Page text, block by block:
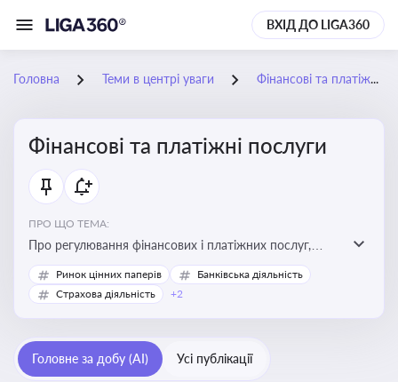
ВХІД ДО LIGA360
Головна Теми в центрі уваги Фінансові та платіжні послуги
Фінансові та платіжні послуги
ПРО ЩО ТЕМА:
Про регулювання фінансових і платіжних послуг,
управління коштами, приймання платежів та
дотримання ліцензійних вимог
Ринок цінних паперів
Банківська діяльність
Страхова діяльність
+2
Головне за добу (AI) Усі публікації